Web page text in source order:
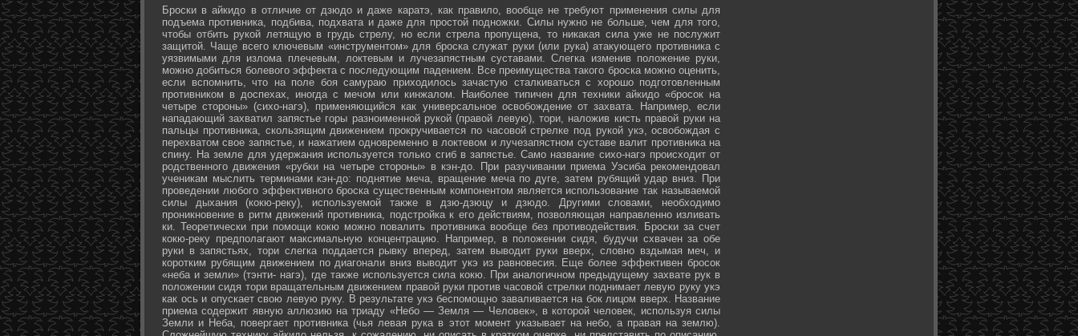
Броски в айкидо в отличие от дзюдо и даже каратэ, как правило, вообще не требуют применения силы для
подъема противника, подбива, подхвата и даже для простой подножки. Силы нужно не больше, чем для того,
чтобы отбить рукой летящую в грудь стрелу, но если стрела пропущена, то никакая сила уже не послужит
защитой. Чаще всего ключевым «инструментом» для броска служат руки (или рука) атакующего противника с
уязвимыми для излома плечевым, локтевым и лучезапястным суставами. Слегка изменив положение руки,
можно добиться болевого эффекта с последующим падением. Все преимущества такого броска можно оценить,
если вспомнить, что на поле боя самураю приходилось зачастую сталкиваться с хорошо подготовленным
противником в доспехах, иногда с мечом или кинжалом. Наиболее типичен для техники айкидо «бросок на
четыре стороны» (сихо-нагэ), применяющийся как универсальное освобождение от захвата. Например, если
нападающий захватил запястье горы разноименной рукой (правой левую), тори, наложив кисть правой руки на
пальцы противника, скользящим движением прокручивается по часовой стрелке под рукой укэ, освобождая с
перехватом свое запястье, и нажатием одновременно в локтевом и лучезапястном суставе валит противника на
спину. На земле для удержания используется только сгиб в запястье. Само название сихо-нагэ происходит от
родственного движения «рубки на четыре стороны» в кэн-до. При разучивании приема Уэсиба рекомендовал
ученикам мыслить терминами кэн-до: поднятие меча, вращение меча по дуге, затем рубящий удар вниз. При
проведении любого эффективного броска существенным компонентом является использование так называемой
силы дыхания (кокю-реку), используемой также в дзю-дзюцу и дзюдо. Другими словами, необходимо
проникновение в ритм движений противника, подстройка к его действиям, позволяющая направленно изливать
ки. Теоретически при помощи кокю можно повалить противника вообще без противодействия. Броски за счет
кокю-реку предполагают максимальную концентрацию. Например, в положении сидя, будучи схвачен за обе
руки в запястьях, тори слегка поддается рывку вперед, затем выводит руки вверх, словно вздымая меч, и
коротким рубящим движением по диагонали вниз выводит укэ из равновесия. Еще более эффективен бросок
«неба и земли» (тэнти- нагэ), где также используется сила кокю. При аналогичном предыдущему захвате рук в
положении сидя тори вращательным движением правой руки против часовой стрелки поднимает левую руку укэ
как ось и опускает свою левую руку. В результате укэ беспомощно заваливается на бок лицом вверх. Название
приема содержит явную аллюзию на триаду «Небо — Земля — Человек», в которой человек, используя силы
Земли и Неба, повергает противника (чья левая рука в этот момент указывает на небо, а правая на землю).